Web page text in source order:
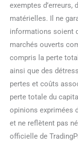
exemptes d’erreurs,
matérielles. Il ne
informations soient
marchés ouverts
compris la perte
ainsi que des
pertes et coûts
perte totale du
opinions exprimées
et ne reflètent pas
officielle de